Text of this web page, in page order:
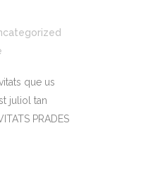
que us
juliol tan
PRADES